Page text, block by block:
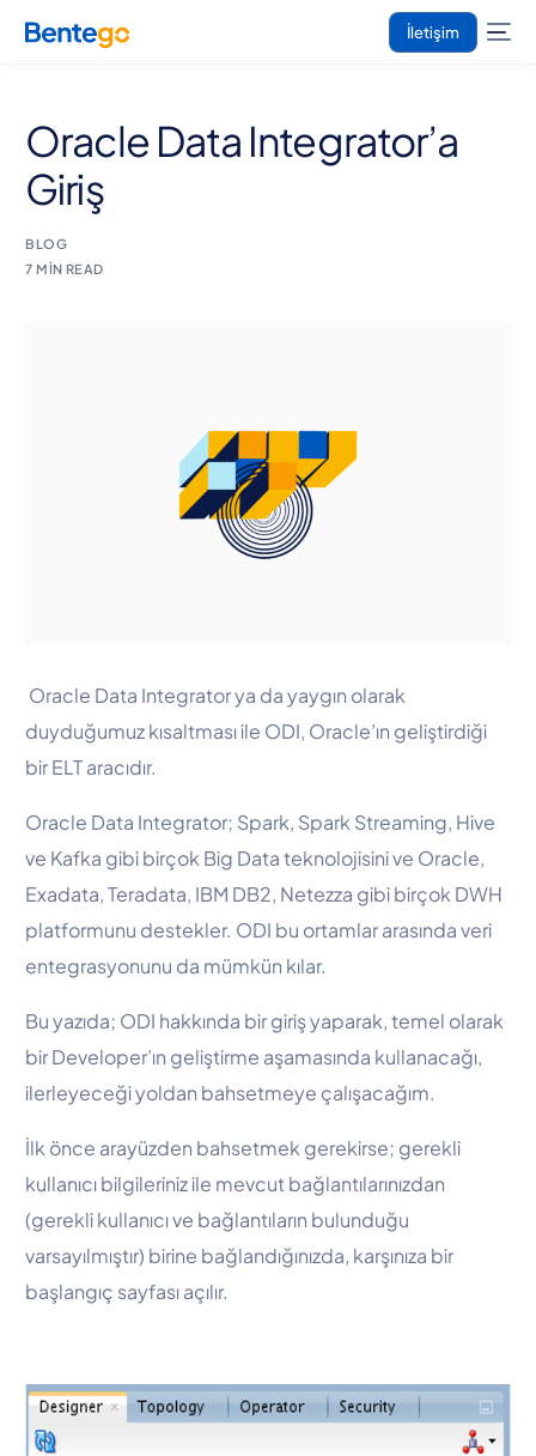
İletişim
Oracle Data Integrator’a
Giriş
BLOG
7 MIN READ
Oracle Data Integrator ya da yaygın olarak
duyduğumuz kısaltması ile ODI, Oracle’ın geliştirdiği
bir ELT aracıdır.
Oracle Data Integrator; Spark, Spark Streaming, Hive
ve Kafka gibi birçok Big Data teknolojisini ve Oracle,
Exadata, Teradata, IBM DB2, Netezza gibi birçok DWH
platformunu destekler. ODI bu ortamlar arasında veri
entegrasyonunu da mümkün kılar.
Bu yazıda; ODI hakkında bir giriş yaparak, temel olarak
bir Developer’ın geliştirme aşamasında kullanacağı,
ilerleyeceği yoldan bahsetmeye çalışacağım.
İlk önce arayüzden bahsetmek gerekirse; gerekli
kullanıcı bilgileriniz ile mevcut bağlantılarınızdan
(gerekli kullanıcı ve bağlantıların bulunduğu
varsayılmıştır) birine bağlandığınızda, karşınıza bir
başlangıç sayfası açılır.